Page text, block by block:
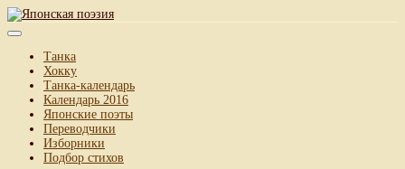
Танка
Хокку
Танка-календарь
Календарь 2016
Японские поэты
Переводчики
Изборники
Подбор стихов